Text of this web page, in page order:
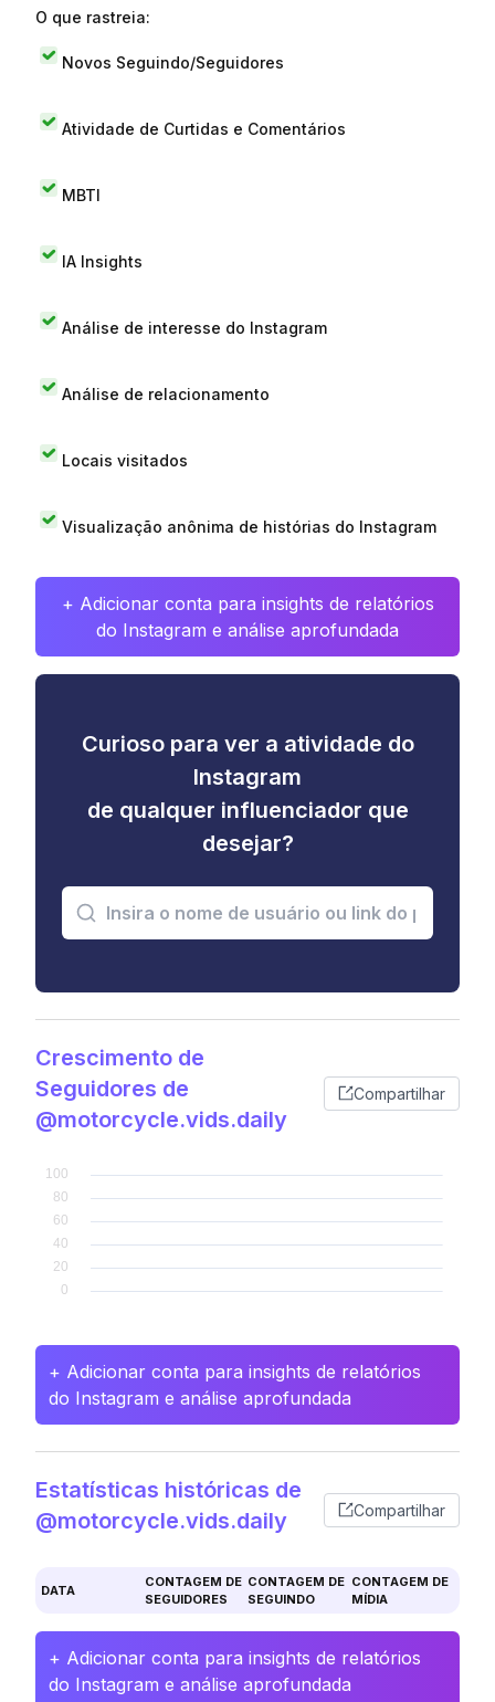
O que rastreia:
Novos Seguindo/Seguidores
Atividade de Curtidas e Comentários
MBTI
IA Insights
Análise de interesse do Instagram
Análise de relacionamento
Locais visitados
Visualização anônima de histórias do Instagram
+ Adicionar conta para insights de relatórios
do Instagram e análise aprofundada
Curioso para ver a atividade do
Instagram
de qualquer influenciador que
desejar?
Crescimento de
Seguidores de
@motorcycle.vids.daily
Compartilhar
+ Adicionar conta para insights de relatórios
do Instagram e análise aprofundada
Estatísticas históricas de
@motorcycle.vids.daily
Compartilhar
DATA
CONTAGEM DE
SEGUIDORES
CONTAGEM DE
SEGUINDO
CONTAGEM DE
MÍDIA
+ Adicionar conta para insights de relatórios
do Instagram e análise aprofundada